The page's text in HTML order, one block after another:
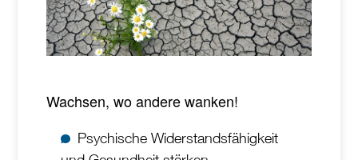
Wachsen, wo andere wanken!
Psychische Widerstandsfähigkeit